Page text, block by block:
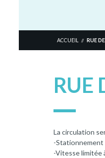
ACCUEIL // RUE
RUE
La circulation
-Stationnement
-Vitesse limitée